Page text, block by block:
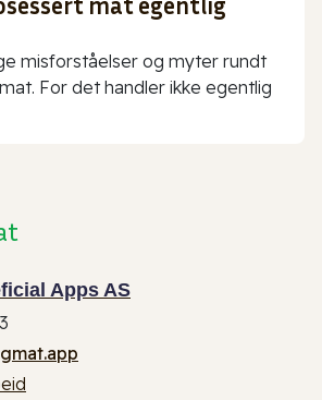
misforståelser og myter rundt
For det handler ikke egentlig
Apps AS